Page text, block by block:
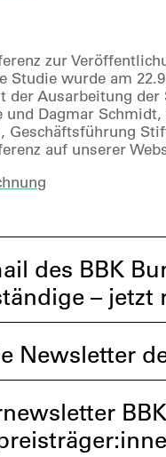
zur
Studie wurde am
der Ausarbeitung der
und Dagmar
Geschäftsführung
auf unserer
des BBK
–
Newsletter